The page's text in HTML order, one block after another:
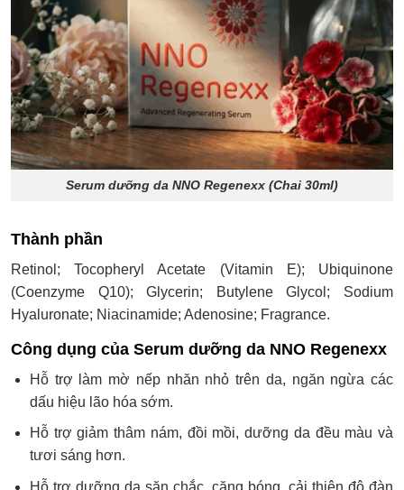
Serum dưỡng da NNO Regenexx (Chai 30ml)
Thành phần
Retinol; Tocopheryl Acetate (Vitamin E); Ubiquinone
(Coenzyme Q10); Glycerin; Butylene Glycol; Sodium
Hyaluronate; Niacinamide; Adenosine; Fragrance.
Công dụng của Serum dưỡng da NNO Regenexx
Hỗ trợ làm mờ nếp nhăn nhỏ trên da, ngăn ngừa các
dấu hiệu lão hóa sớm.
Hỗ trợ giảm thâm nám, đồi mồi, dưỡng da đều màu và
tươi sáng hơn.
Hỗ trợ dưỡng da săn chắc, căng bóng, cải thiện độ đàn